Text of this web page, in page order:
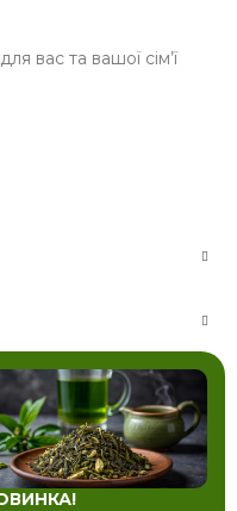
вас та вашої сім’ї